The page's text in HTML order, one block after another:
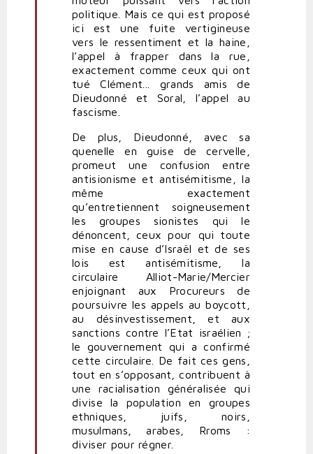
politique. Mais ce qui est proposé
ici est une fuite vertigineuse
vers le ressentiment et la haine,
l’appel à frapper dans la rue,
exactement comme ceux qui ont
tué Clément... grands amis de
Dieudonné et Soral, l’appel au
fascisme.
De plus, Dieudonné, avec sa
quenelle en guise de cervelle,
promeut une confusion entre
antisionisme et antisémitisme, la
même exactement
qu’entretiennent soigneusement
les groupes sionistes qui le
dénoncent, ceux pour qui toute
mise en cause d’Israël et de ses
lois est antisémitisme, la
circulaire Alliot-Marie/Mercier
enjoignant aux Procureurs de
poursuivre les appels au boycott,
au désinvestissement, et aux
sanctions contre l’Etat israélien ;
le gouvernement qui a confirmé
cette circulaire. De fait ces gens,
tout en s’opposant, contribuent à
une racialisation généralisée qui
divise la population en groupes
ethniques, juifs, noirs,
musulmans, arabes, Rroms :
diviser pour régner.